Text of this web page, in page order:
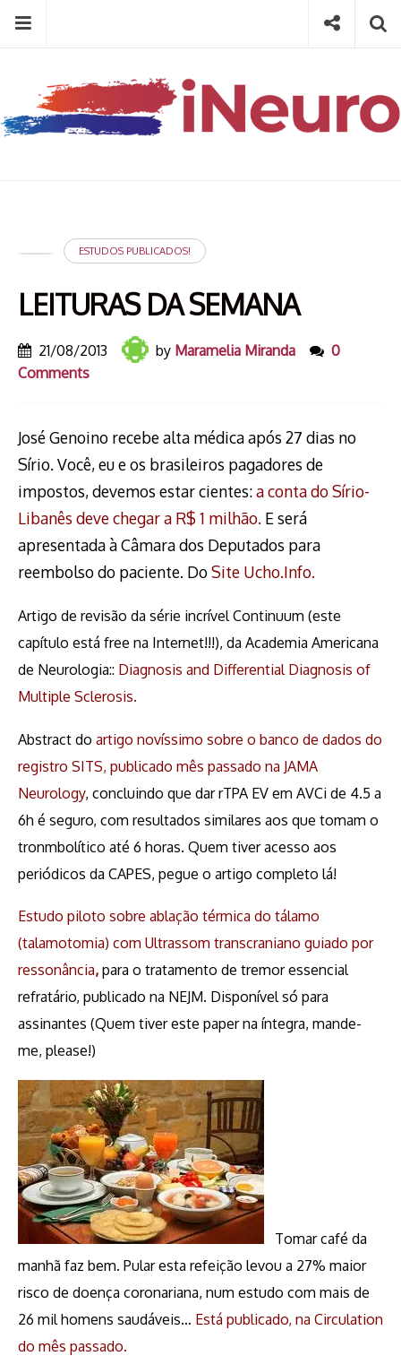
content
Menu
then
press
Type your search keyword, and press enter to search
Social
ESTUDOS PUBLICADOS!
LEITURAS DA SEMANA
21/08/2013 by Maramelia Miranda
0
Comments
José Genoino recebe alta médica após 27 dias no
Sírio. Você, eu e os brasileiros pagadores de
impostos, devemos estar cientes:a conta do Sírio-
Libanês deve chegar a R$ 1 milhão. E será
apresentada à Câmara dos Deputados para
reembolso do paciente. DoSite Ucho.Info.
Artigo de revisão da série incrível Continuum (este
capítulo está free na Internet!!!), da Academia Americana
de Neurologia:: Diagnosis and Differential Diagnosis of
Multiple Sclerosis.
Abstract do artigo novíssimo sobre o banco de dados do
registro SITS, publicado mês passado na JAMA
Neurology, concluindo que dar rTPA EV em AVCi de 4.5 a
6h é seguro, com resultados similares aos que tomam o
tronmbolítico até 6 horas. Quem tiver acesso aos
periódicos da CAPES, pegue o artigo completo lá!
Estudo piloto sobre ablação térmica do tálamo
(talamotomia) com Ultrassom transcraniano guiado por
ressonância, para o tratamento de tremor essencial
refratário, publicado na NEJM. Disponível só para
assinantes (Quem tiver este paper na íntegra, mande-
me, please!)
Tomar café da
manhã faz bem. Pular esta refeição levou a 27% maior
risco de doença coronariana, num estudo com mais de
26 mil homens saudáveis… Está publicado, na Circulation
do mês passado.